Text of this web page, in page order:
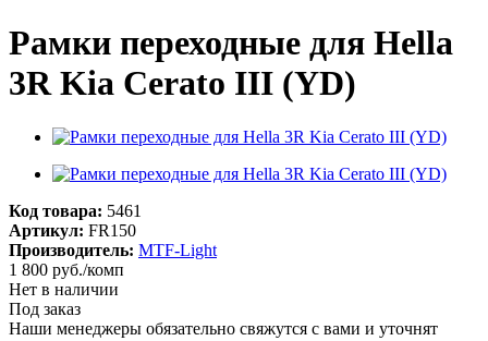
Рамки переходные для Hella
3R Kia Cerato III (YD)
Код товара: 5461
Артикул: FR150
Производитель: MTF-Light
1 800 руб./комп
Нет в наличии
Под заказ
Наши менеджеры обязательно свяжутся с вами и уточнят